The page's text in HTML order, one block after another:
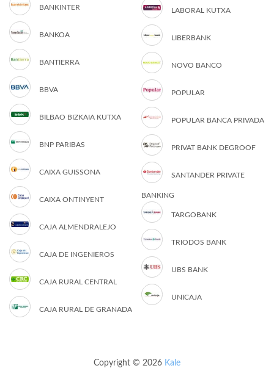
BANKINTER
BANKOA
BANTIERRA
BBVA
BILBAO BIZKAIA KUTXA
BNP PARIBAS
CAIXA GUISSONA
CAIXA ONTINYENT
CAJA ALMENDRALEJO
CAJA DE INGENIEROS
CAJA RURAL CENTRAL
CAJA RURAL DE GRANADA
LABORAL KUTXA
LIBERBANK
NOVO BANCO
POPULAR
POPULAR BANCA PRIVADA
PRIVAT BANK DEGROOF
SANTANDER PRIVATE
BANKING
TARGOBANK
TRIODOS BANK
UBS BANK
UNICAJA
Copyright © 2026 Kale